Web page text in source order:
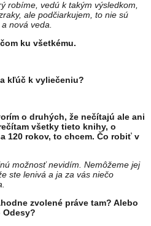
robíme, vedú k takým výsledkom,
ale podčiarkujem, to nie sú
nová veda.
ku všetkému.
kľúč k vyliečeniu?
o druhých, že nečítajú ale ani
všetky tieto knihy, o
120 rokov, to chcem. Čo robiť v
možnosť nevidím. Nemôžeme jej
ste lenivá a ja za vás niečo
zvolené práve tam? Alebo
Odesy?